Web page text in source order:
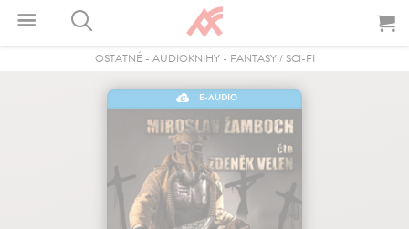
OSTATNÉ- AUDIOKNIHY- FANTASY / SCI-FI
E-AUDIO